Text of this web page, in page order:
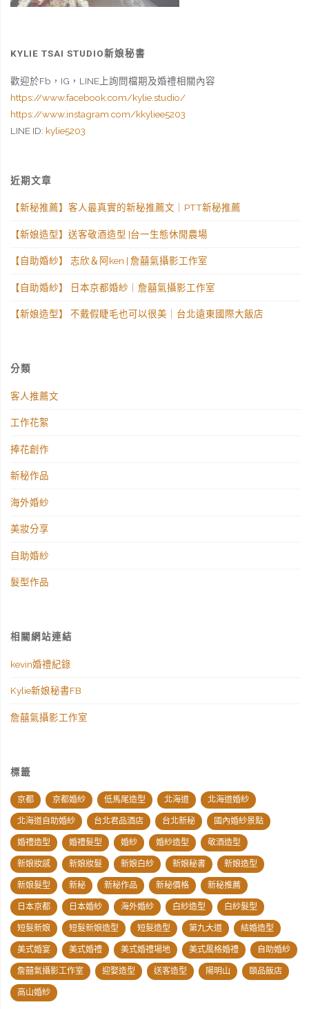
KYLIE TSAI STUDIO新娘秘書
歡迎於Fb，IG，LINE上詢問檔期及婚禮相關內容
https://www.facebook.com/kylie.studio/
https://www.instagram.com/kkyliee5203
LINE ID: kylie5203
近期文章
【新秘推薦】客人最真實的新秘推薦文｜PTT新秘推薦
【新娘造型】送客敬酒造型 |台一生態休閒農場
【自助婚紗】 志欣＆阿ken | 詹囍氣攝影工作室
【自助婚紗】 日本京都婚紗｜詹囍氣攝影工作室
【新娘造型】 不戴假睫毛也可以很美｜台北遠東國際大飯店
分類
客人推薦文
工作花絮
捧花創作
新秘作品
海外婚紗
美妝分享
自助婚紗
髮型作品
相關網站連結
kevin婚禮紀錄
Kylie新娘秘書FB
詹囍氣攝影工作室
標籤
京都 京都婚紗 低馬尾造型 北海道 北海道婚紗
北海道自助婚紗 台北君品酒店 台北新秘 國內婚紗景點
婚禮造型 婚禮髮型 婚紗 婚紗造型 敬酒造型
新娘妝感 新娘妝髮 新娘白紗 新娘秘書 新娘造型
新娘髮型 新秘 新秘作品 新秘價格 新秘推薦
日本京都 日本婚紗 海外婚紗 白紗造型 白紗髮型
短髮新娘 短髮新娘造型 短髮造型 第九大道 結婚造型
美式婚宴 美式婚禮 美式婚禮場地 美式風格婚禮 自助婚紗
詹囍氣攝影工作室 迎娶造型 送客造型 陽明山 頤品飯店
高山婚紗